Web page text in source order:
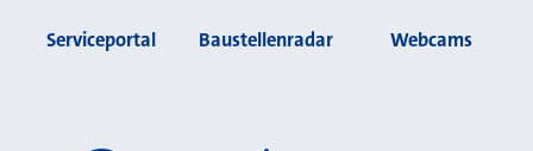
Serviceportal Baustellenradar Webcams